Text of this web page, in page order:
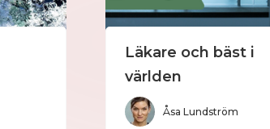
Läkare och bäst i
världen
Åsa Lundström